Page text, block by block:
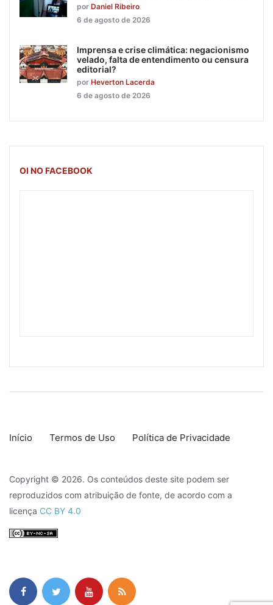
por Daniel Ribeiro
6 de agosto de 2026
Imprensa e crise climática: negacionismo
velado, falta de entendimento ou censura
editorial?
por Heverton Lacerda
6 de agosto de 2026
OI NO FACEBOOK
Início Termos de Uso Política de Privacidade
Copyright © 2026. Os conteúdos deste site podem ser
reproduzidos com atribuição de fonte, de acordo com a
licença CC BY 4.0